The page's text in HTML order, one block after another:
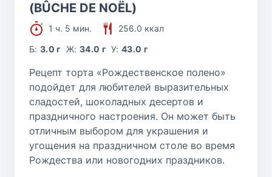
(BÛCHE DE NOËL)
1 ч. 5 мин.
256.0 ккал
Б:3.0 г Ж: 34.0 г У:43.0 г
Рецепт торта «‎Рождественское полено»
подойдет для любителей выразительных
сладостей, шоколадных десертов и
праздничного настроения. Он может быть
отличным выбором для украшения и
угощения на праздничном столе во время
Рождества или новогодних праздников.